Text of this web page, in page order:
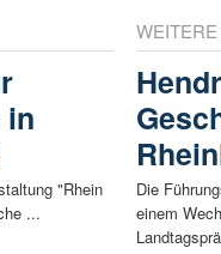
in
"Rhein
...
Die
einem